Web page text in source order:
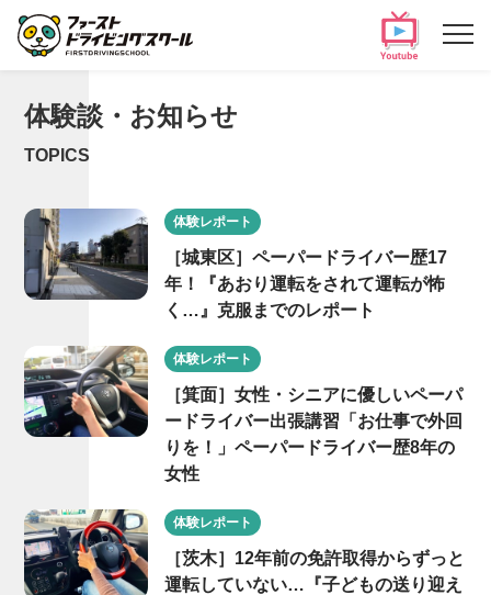
体験談・お知らせ
TOPICS
体験レポート
［城東区］ペーパードライバー歴17
年！『あおり運転をされて運転が怖
く…』克服までのレポート
体験レポート
［箕面］女性・シニアに優しいペーパ
ードライバー出張講習「お仕事で外回
りを！」ペーパードライバー歴8年の
女性
体験レポート
［茨木］12年前の免許取得からずっと
運転していない…『子どもの送り迎え